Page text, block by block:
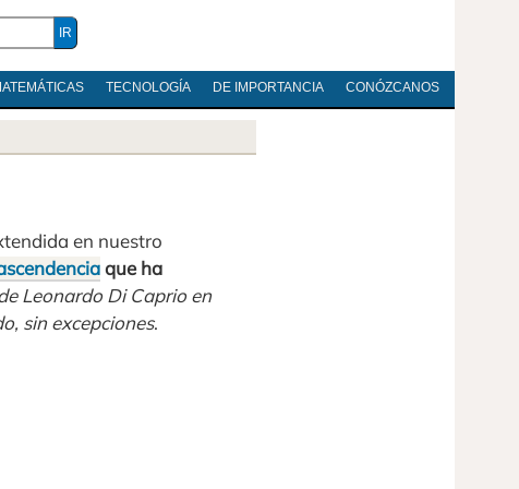
TECNOLOGÍA DE IMPORTANCIA CONÓZCANOS
en nuestro
que ha
Leonardo Di Caprio en
sin excepciones.